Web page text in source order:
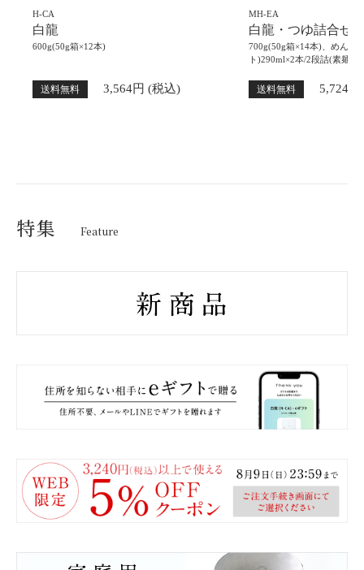
H-CA
白龍
600g(50g箱×12本)
送料無料 3,564円 (税込)
MH-EA
白龍・つゆ詰合せ
700g(50g箱×14本)、めんつ
ト)290ml×2本/2段詰(素麺)
送料無料 5,724
特集 Feature